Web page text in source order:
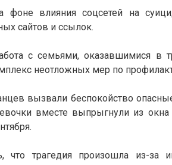
влияния соцсетей на
сайтов и ссылок.
с семьями, оказавшимися в
неотложных мер по
вызвали беспокойство
вместе выпрыгнули из
что трагедия произошла из-